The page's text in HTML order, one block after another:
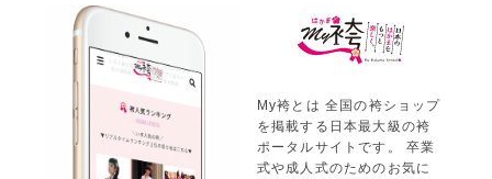
My袴とは 全国の袴ショップ
を掲載する日本最大級の袴
ポータルサイトです。 卒業
式や成人式のためのお気に